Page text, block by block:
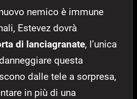
nemico è immune
Estevez dovrà
di lanciagranate, l’unica
questa
dalle tele a sorpresa,
in più di una